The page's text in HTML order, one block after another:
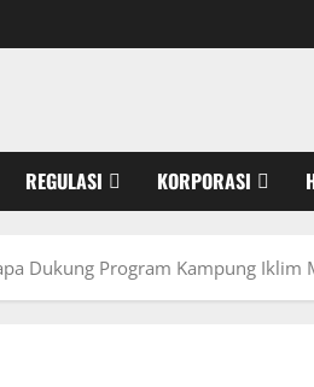
REGULASI KORPORASI
Dukung Program Kampung